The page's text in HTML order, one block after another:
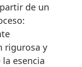
de un
rigurosa y
esencia